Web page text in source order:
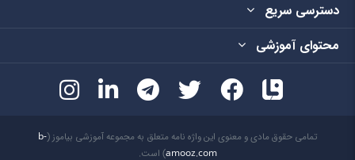
دسترسی سریع
محتوای آموزشی
تمامی حقوق مادی و معنوی این واژه نامه متعلق به مجموعه آموزشی بیاموز (b-
amooz.com) است.